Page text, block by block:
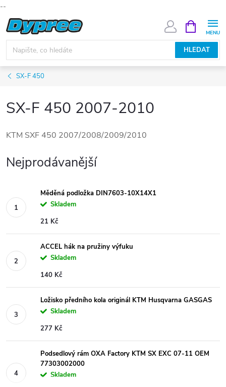
--
Přejít
na
obsah
HLEDAT
NÁKUPNÍ
KOŠÍK
SX-F 450
SX-F 450 2007-2010
KTM SXF 450 2007/2008/2009/2010
Nejprodávanější
Měděná podložka DIN7603-10X14X1
Skladem
21 Kč
ACCEL hák na pružiny výfuku
Skladem
140 Kč
Ložisko předního kola originál KTM Husqvarna GASGAS
Skladem
277 Kč
Podsedlový rám OXA Factory KTM SX EXC 07-11 OEM
77303002000
Skladem